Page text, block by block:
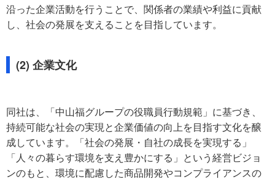
沿った企業活動を行うことで、関係者の業績や利益に貢献
し、社会の発展を支えることを目指しています。
(2) 企業文化
同社は、「中山福グループの役職員行動規範」に基づき、
持続可能な社会の実現と企業価値の向上を目指す文化を醸
成しています。「社会の発展・自社の成長を実現する」
「人々の暮らす環境を支え豊かにする」という経営ビジョ
ンのもと、環境に配慮した商品開発やコンプライアンスの